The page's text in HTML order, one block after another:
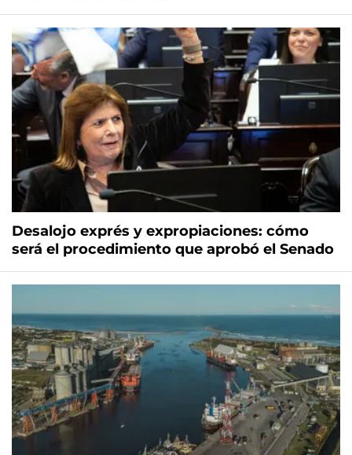
Desalojo exprés y expropiaciones: cómo
será el procedimiento que aprobó el Senado